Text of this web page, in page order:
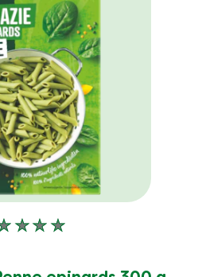
Aucune